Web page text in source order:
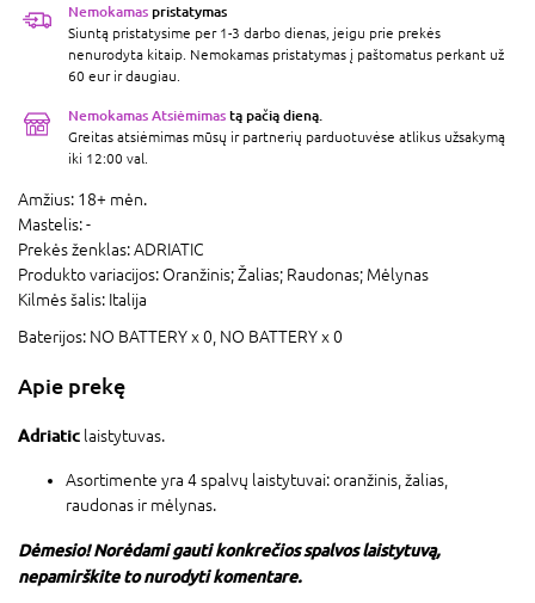
Nemokamas pristatymas
Siuntą pristatysime per 1-3 darbo dienas, jeigu prie prekės
nenurodyta kitaip. Nemokamas pristatymas į paštomatus perkant už
60 eur ir daugiau.
Nemokamas Atsiėmimas tą pačią dieną.
Greitas atsiėmimas mūsų ir partnerių parduotuvėse atlikus užsakymą
iki 12:00 val.
Amžius: 18+ mėn.
Mastelis:-
Prekės ženklas:ADRIATIC
Produkto variacijos: Oranžinis; Žalias; Raudonas; Mėlynas
Kilmės šalis: Italija
Baterijos: NO BATTERY x 0, NO BATTERY x 0
Apie prekę
Adriatic laistytuvas.
Asortimente yra 4 spalvų laistytuvai: oranžinis, žalias,
raudonas ir mėlynas.
Dėmesio! Norėdami gauti konkrečios spalvos laistytuvą,
nepamirškite to nurodyti komentare.